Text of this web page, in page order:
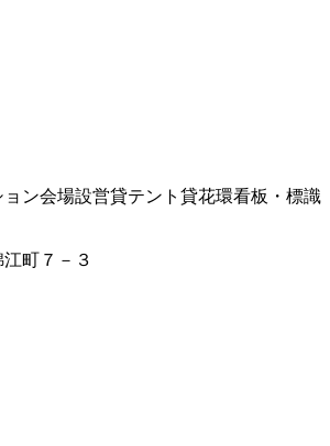
ョン会場設営貸テント 貸花環看板・標識
町７－３